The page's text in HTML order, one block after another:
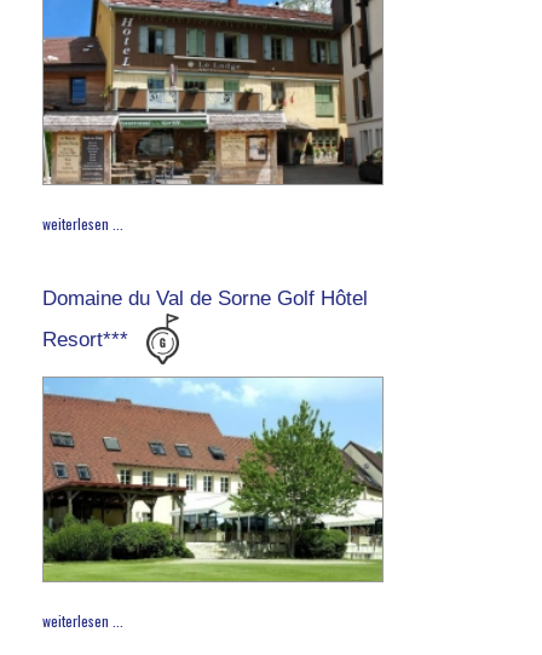
weiterlesen ...
Domaine du Val de Sorne Golf Hôtel
Resort***
weiterlesen ...